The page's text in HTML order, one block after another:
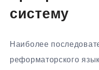
систему
Наиболее
реформаторского